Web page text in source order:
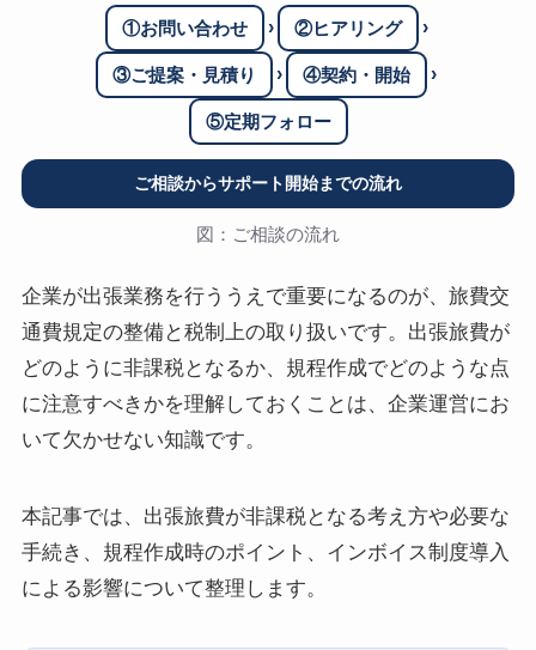
①お問い合わせ › ②ヒアリング ›
③ご提案・見積り › ④契約・開始 ›
⑤定期フォロー
ご相談からサポート開始までの流れ
図：ご相談の流れ
企業が出張業務を行ううえで重要になるのが、旅費交
通費規定の整備と税制上の取り扱いです。出張旅費が
どのように非課税となるか、規程作成でどのような点
に注意すべきかを理解しておくことは、企業運営にお
いて欠かせない知識です。
本記事では、出張旅費が非課税となる考え方や必要な
手続き、規程作成時のポイント、インボイス制度導入
による影響について整理します。